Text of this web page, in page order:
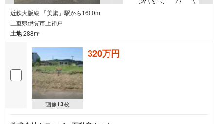
近鉄大阪線 「美旗」駅から1600m
三重県伊賀市上神戸
土地288m2
画像13枚
320万円